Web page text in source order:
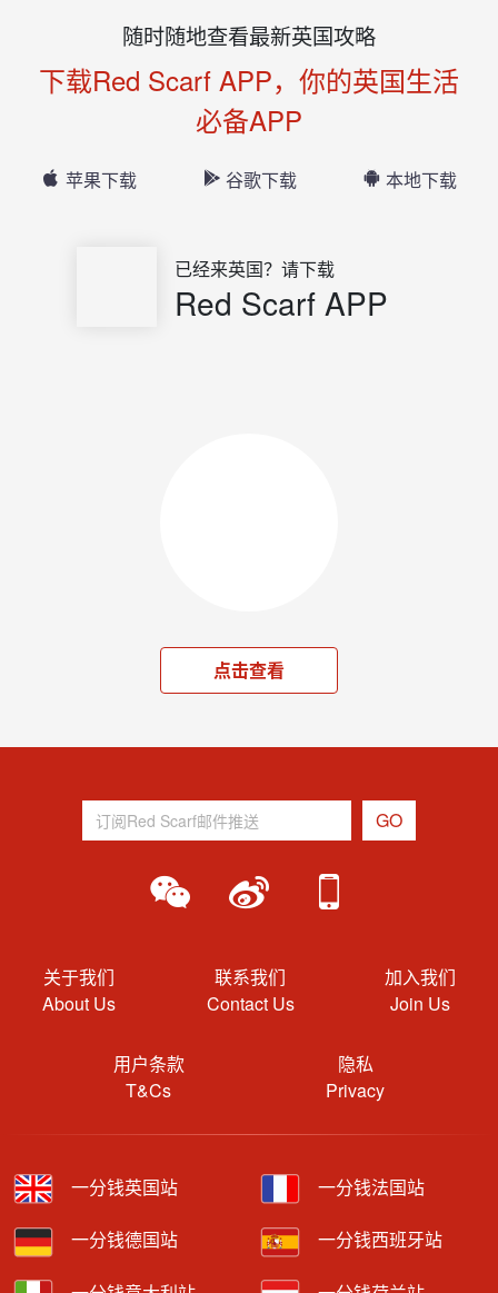
随时随地查看最新英国攻略
下载Red Scarf APP，你的英国生活
必备APP
苹果下载 谷歌下载 本地下载
已经来英国？请下载
Red Scarf APP
点击查看
关于我们
About Us
联系我们
Contact Us
加入我们
Join Us
用户条款
T&Cs
隐私
Privacy
一分钱英国站 一分钱法国站
一分钱德国站 一分钱西班牙站